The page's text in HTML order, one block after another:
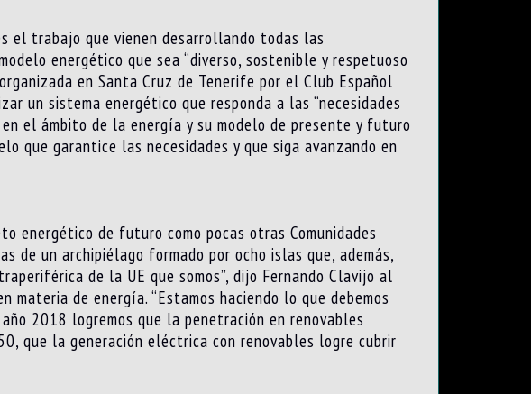
el trabajo que vienen desarrollando todas las
energético que sea “diverso, sostenible y respetuoso
en Santa Cruz de Tenerife por el Club Español
un sistema energético que responda a las “necesidades
el ámbito de la energía y su modelo de presente y futuro
que garantice las necesidades y que siga avanzando en
energético de futuro como pocas otras Comunidades
de un archipiélago formado por ocho islas que, además,
de la UE que somos”, dijo Fernando Clavijo al
de energía. “Estamos haciendo lo que debemos
2018 logremos que la penetración en renovables
que la generación eléctrica con renovables logre cubrir